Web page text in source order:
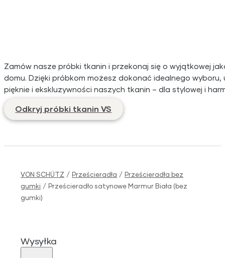
Zamów nasze próbki tkanin i przekonaj się o wyjątkowej
domu. Dzięki próbkom możesz dokonać idealnego
pięknie i ekskluzywności naszych tkanin – dla stylowej i
Odkryj próbki tkanin VS
VON SCHÜTZ / Prześcieradła / Prześcieradła bez
gumki / Prześcieradło satynowe Marmur Biała (bez
gumki)
Wysyłka